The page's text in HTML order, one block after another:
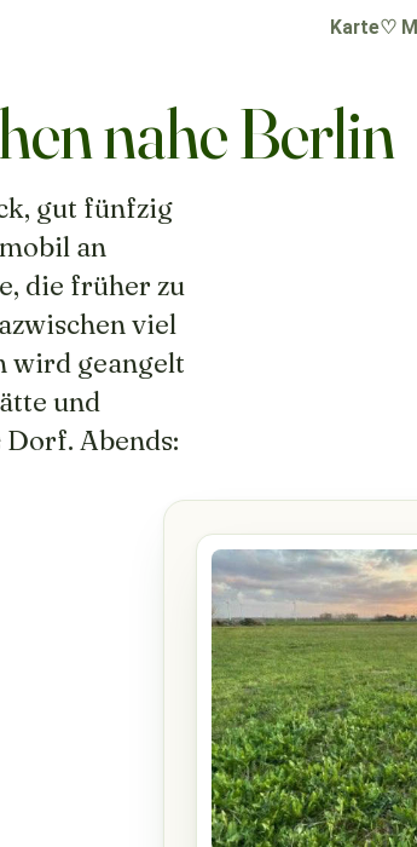
Karte♡
nahe Berlin
gut fünfzig
an
die früher zu
viel
wird geangelt
und
Abends: